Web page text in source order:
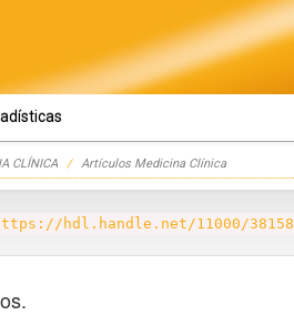
CLÍNICA Artículos Medicina Clínica
hdl.handle.net/11000/38158